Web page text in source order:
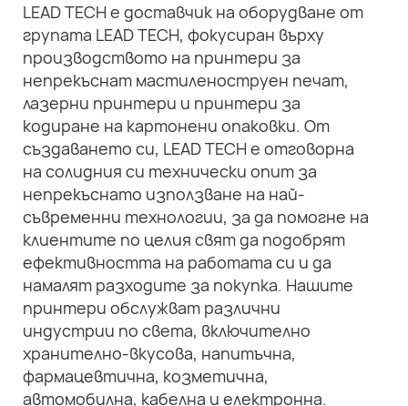
LEAD TECH е доставчик на оборудване от
групата LEAD TECH, фокусиран върху
производството на принтери за
непрекъснат мастиленоструен печат,
лазерни принтери и принтери за
кодиране на картонени опаковки. От
създаването си, LEAD TECH е отговорна
на солидния си технически опит за
непрекъснато използване на най-
съвременни технологии, за да помогне на
клиентите по целия свят да подобрят
ефективността на работата си и да
намалят разходите за покупка. Нашите
принтери обслужват различни
индустрии по света, включително
хранително-вкусова, напитъчна,
фармацевтична, козметична,
автомобилна, кабелна и електронна.